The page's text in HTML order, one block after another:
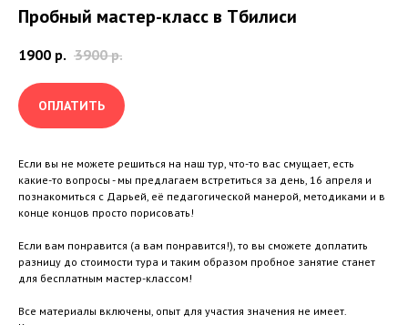
Пробный мастер-класс в Тбилиси
1900 р. 3900 р.
ОПЛАТИТЬ
Если вы не можете решиться на наш тур, что-то вас смущает, есть
какие-то вопросы - мы предлагаем встретиться за день, 16 апреля и
познакомиться с Дарьей, её педагогической манерой, методиками и в
конце концов просто порисовать!
Если вам понравится (а вам понравится!), то вы сможете доплатить
разницу до стоимости тура и таким образом пробное занятие станет
для бесплатным мастер-классом!
Все материалы включены, опыт для участия значения не имеет.